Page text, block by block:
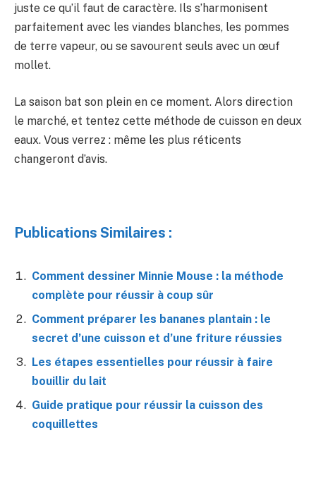
juste ce qu’il faut de caractère. Ils s’harmonisent
parfaitement avec les viandes blanches, les pommes
de terre vapeur, ou se savourent seuls avec un œuf
mollet.
La saison bat son plein en ce moment. Alors direction
le marché, et tentez cette méthode de cuisson en deux
eaux. Vous verrez : même les plus réticents
changeront d’avis.
Publications Similaires :
Comment dessiner Minnie Mouse : la méthode
complète pour réussir à coup sûr
Comment préparer les bananes plantain : le
secret d’une cuisson et d’une friture réussies
Les étapes essentielles pour réussir à faire
bouillir du lait
Guide pratique pour réussir la cuisson des
coquillettes